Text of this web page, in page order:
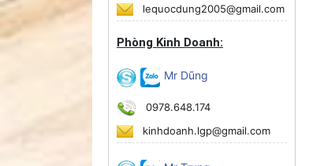
lequocdung2005@gmail.com
Phòng Kinh Doanh:
Mr Dũng
0978.648.174
kinhdoanh.lgp@gmail.com